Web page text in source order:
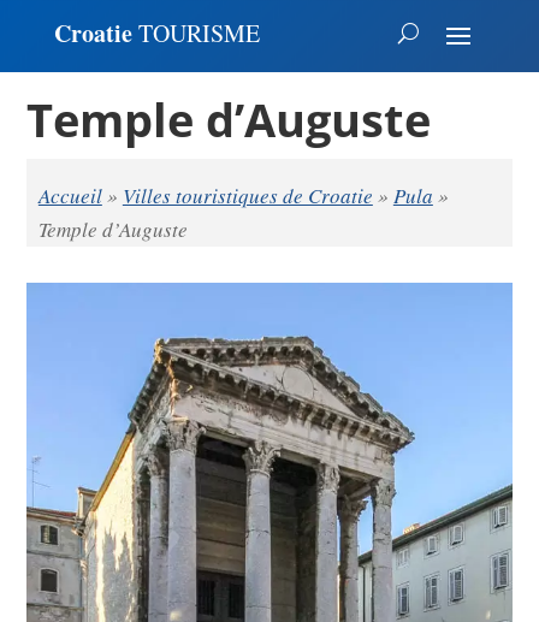
CroatieTOURISME
Temple d’Auguste
Accueil» Villes touristiques de Croatie » Pula »
Temple d’Auguste